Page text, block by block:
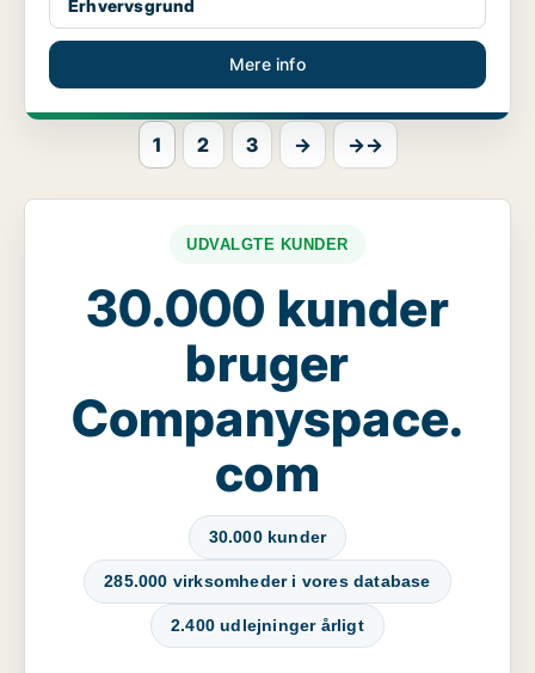
Erhvervsgrund
Mere info
1 2 3 → →→
UDVALGTE KUNDER
30.000 kunder
bruger
Companyspace.
com
30.000 kunder
285.000 virksomheder i vores database
2.400 udlejninger årligt